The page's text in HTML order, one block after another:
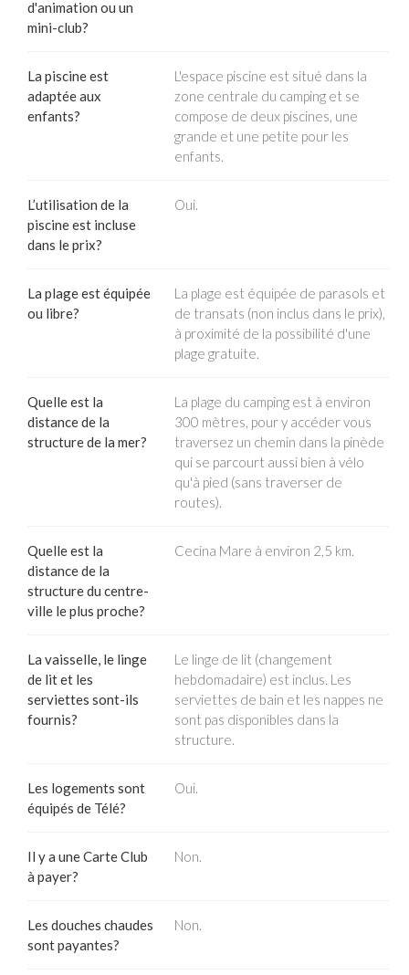
d'animation ou un
mini-club?
La piscine est
adaptée aux
enfants?
L'espace piscine est situé dans la
zone centrale du camping et se
compose de deux piscines, une
grande et une petite pour les
enfants.
L’utilisation de la
piscine est incluse
dans le prix?
Oui.
La plage est équipée
ou libre?
La plage est équipée de parasols et
de transats (non inclus dans le prix),
à proximité de la possibilité d'une
plage gratuite.
Quelle est la
distance de la
structure de la mer?
La plage du camping est à environ
300 mètres, pour y accéder vous
traversez un chemin dans la pinède
qui se parcourt aussi bien à vélo
qu'à pied (sans traverser de
routes).
Quelle est la
distance de la
structure du centre-
ville le plus proche?
Cecina Mare à environ 2,5 km.
La vaisselle, le linge
de lit et les
serviettes sont-ils
fournis?
Le linge de lit (changement
hebdomadaire) est inclus. Les
serviettes de bain et les nappes ne
sont pas disponibles dans la
structure.
Les logements sont
équipés de Télé?
Oui.
Il y a une Carte Club
à payer?
Non.
Les douches chaudes
sont payantes?
Non.